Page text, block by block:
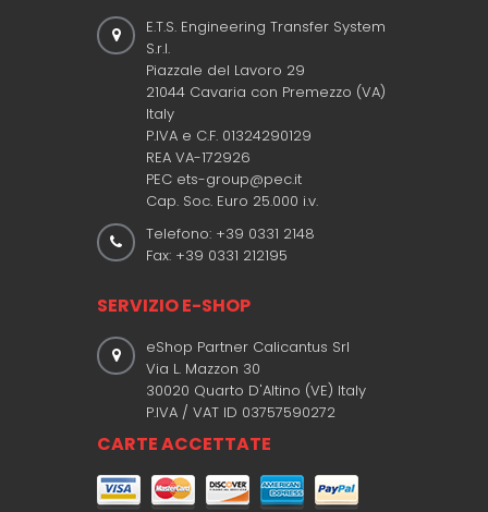
E.T.S. Engineering Transfer System
S.r.l.
Piazzale del Lavoro 29
21044 Cavaria con Premezzo (VA)
Italy
P.IVA e C.F. 01324290129
REA VA-172926
PEC ets-group@pec.it
Cap. Soc. Euro 25.000 i.v.
Telefono: +39 0331 2148
Fax: +39 0331 212195
SERVIZIO E-SHOP
eShop Partner Calicantus Srl
Via L. Mazzon 30
30020 Quarto D'Altino (VE) Italy
P.IVA / VAT ID 03757590272
CARTE ACCETTATE